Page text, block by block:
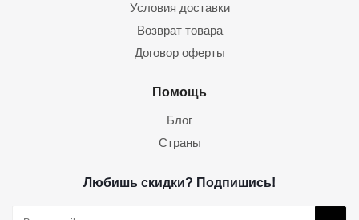
Условия доставки
Возврат товара
Договор оферты
Помощь
Блог
Страны
Любишь скидки? Подпишись!